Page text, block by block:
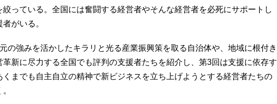
絞っている。全国には奮闘する経営者やそんな経営者を必死にサポートし
がいる。
の強みを活かしたキラリと光る産業振興策を取る自治体や、地域に根付き
革新に尽力する全国でも評判の支援者たちを紹介し、第3回は支援に依存す
くまでも自主自立の精神で新ビジネスを立ち上げようとする経営者たちの